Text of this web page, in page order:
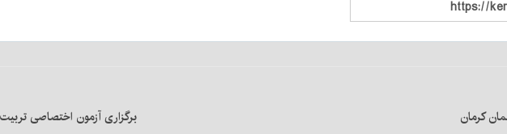
کرمان برگزاری آزمون اختصاصی